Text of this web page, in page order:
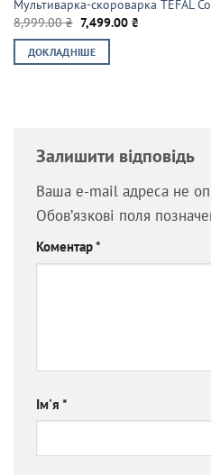
Мультиварка-скороварка TEFAL
8,999.00₴ Оригінальна
ціна:
8,999.00 ₴.
7,499.00₴
ДОКЛАДНІШЕ
Залишити відповідь
Ваша e-mail адреса не
Обов’язкові поля
Коментар*
Ім'я *